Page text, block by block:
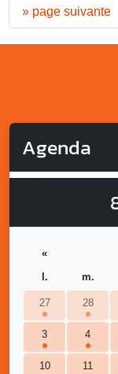
» page suivante
Agenda
«
l.
m.
27 28
3 4
10 11